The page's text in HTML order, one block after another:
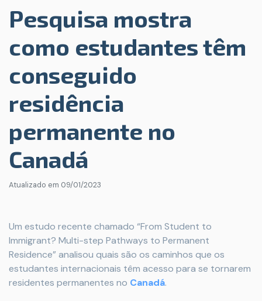
Pesquisa mostra
como estudantes têm
conseguido
residência
permanente no
Canadá
Atualizado em 09/01/2023
Um estudo recente chamado “From Student to
Immigrant? Multi-step Pathways to Permanent
Residence” analisou quais são os caminhos que os
estudantes internacionais têm acesso para se tornarem
residentes permanentes no Canadá.